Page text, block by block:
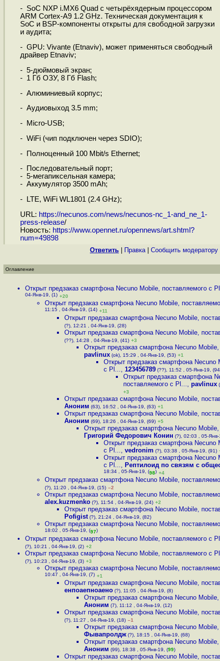
- SoC NXP i.MX6 Quad c четырёхядерным процессором
ARM Cortex-A9 1.2 GHz. Техническая документация к
SoC и BSP-компоненты открыты для свободной загрузки
и аудита;
- GPU: Vivante (Etnaviv), может применяться свободный
драйвер Etnaviv;
- 5-дюймовый экран;
- 1 Гб ОЗУ, 8 Гб Flash;
- Алюминиевый корпус;
- Аудиовыход 3.5 mm;
- Micro-USB;
- WiFi (чип подключен через SDIO);
- Полноценный 100 Mbit/s Ethernet;
- Последовательный порт;
- 5-мегапиксельная камера;
- Аккумулятор 3500 mAh;
- LTE, WiFi WL1801 (2.4 GHz);
URL: https://necunos.com/news/necunos-nc_1-and_ne_1-
press-release/
Новость: https://www.opennet.ru/opennews/art.shtml?
num=49898
Ответить Правка| Cообщить модератору
Оглавление
Открыт предзаказ смартфона Necuno Mobile, поставляемого с
04-Янв-19, (1) +20
Открыт предзаказ смартфона Necuno Mobile,
11:15 , 04-Янв-19, (14) +11
Открыт предзаказ смартфона Necuno Mobile,
(?), 12:21 , 04-Янв-19, (28)
Открыт предзаказ смартфона Necuno Mobile,
(??), 14:28 , 04-Янв-19, (41) +3
Открыт предзаказ смартфона Necuno
pavlinux (ok), 15:29 , 04-Янв-19, (53) +1
Открыт предзаказ смартфона Necuno
с Pl..., 123456789 (??), 11:52 , 05-Янв-19,
Открыт предзаказ смартфона
поставляемого с Pl..., pavlinux
+3
Открыт предзаказ смартфона Necuno Mobile,
Аноним (63), 16:52 , 04-Янв-19, (63) +1
Открыт предзаказ смартфона Necuno Mobile,
Аноним (69), 18:26 , 04-Янв-19, (69) +5
Открыт предзаказ смартфона Necuno
Григорий Федорович Конин (?), 02:03 , 05-Янв-
Открыт предзаказ смартфона Necuno
с Pl..., vedronim (?), 03:38 , 05-Янв-19, (91)
Открыт предзаказ смартфона Necuno
с Pl..., Рептилоид по связям с
18:34 , 05-Янв-19, (98) +4
Открыт предзаказ смартфона Necuno Mobile,
(?), 11:20 , 04-Янв-19, (15) –2
Открыт предзаказ смартфона Necuno Mobile,
alex.kuzmenko (?), 11:54 , 04-Янв-19, (24) +2
Открыт предзаказ смартфона Necuno Mobile,
Pofigist (?), 21:24 , 04-Янв-19, (82)
Открыт предзаказ смартфона Necuno Mobile,
18:02 , 05-Янв-19, (97)
Открыт предзаказ смартфона Necuno Mobile, поставляемого с
(?), 10:21 , 04-Янв-19, (2) +2
Открыт предзаказ смартфона Necuno Mobile, поставляемого с
(?), 10:23 , 04-Янв-19, (3) +3
Открыт предзаказ смартфона Necuno Mobile,
10:47 , 04-Янв-19, (7) +1
Открыт предзаказ смартфона Necuno Mobile,
енпоаепноаено (?), 11:05 , 04-Янв-19, (8)
Открыт предзаказ смартфона Necuno
Аноним (7), 11:12 , 04-Янв-19, (12)
Открыт предзаказ смартфона Necuno Mobile,
(?), 11:27 , 04-Янв-19, (18) –1
Открыт предзаказ смартфона Necuno
Фывапролдж (?), 18:15 , 04-Янв-19, (68)
Открыт предзаказ смартфона Necuno
Аноним (99), 18:38 , 05-Янв-19, (99)
Открыт предзаказ смартфона Necuno Mobile,